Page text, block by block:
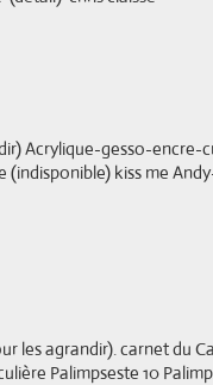
Acrylique-gesso-encre-
kiss me
les agrandir). carnet du
Palimpseste 10